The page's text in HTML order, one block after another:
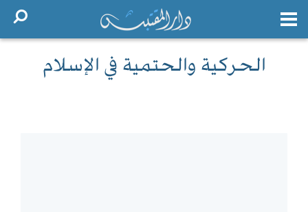
الحركية والحتمية في الإسلام